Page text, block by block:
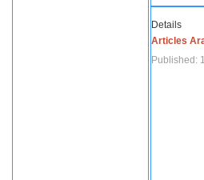
Details
Articles
Published: